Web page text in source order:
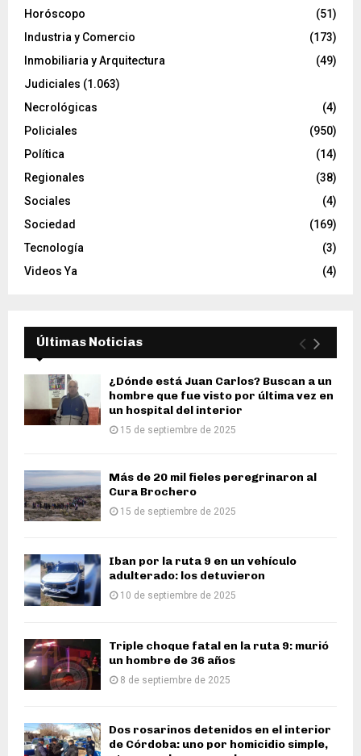
Horóscopo
(51)
Industria y Comercio
(173)
Inmobiliaria y Arquitectura
(49)
Judiciales (1.063)
Necrológicas
(4)
Policiales
(950)
Política
(14)
Regionales
(38)
Sociales
(4)
Sociedad
(169)
Tecnología
(3)
Videos Ya
(4)
Últimas Noticias
¿Dónde está Juan Carlos? Buscan a un
hombre que fue visto por última vez en
un hospital del interior
15 de septiembre de 2025
Más de 20 mil fieles peregrinaron al
Cura Brochero
15 de septiembre de 2025
Iban por la ruta 9 en un vehículo
adulterado: los detuvieron
10 de septiembre de 2025
Triple choque fatal en la ruta 9: murió
un hombre de 36 años
8 de septiembre de 2025
Dos rosarinos detenidos en el interior
de Córdoba: uno por homicidio simple,